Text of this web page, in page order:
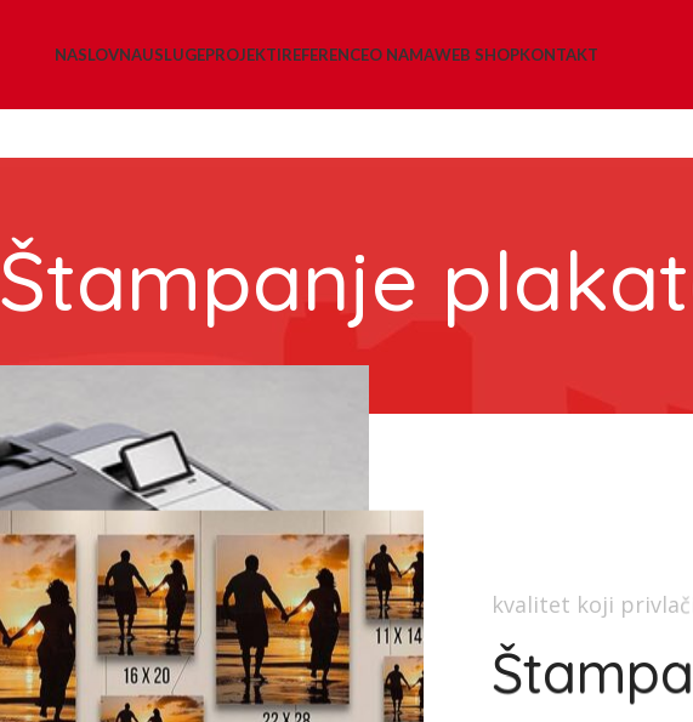
NASLOVNAUSLUGEPROJEKTIREFERENCEO NAMAWEB SHOPKONTAKT
Štampanje
kvalitet koji